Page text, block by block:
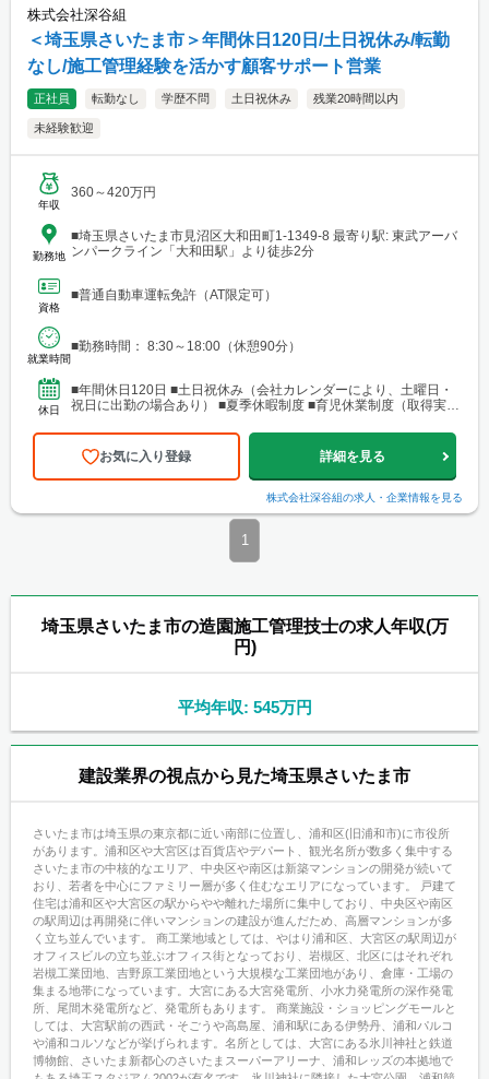
株式会社深谷組
＜埼玉県さいたま市＞年間休日120日/土日祝休み/転勤
なし/施工管理経験を活かす顧客サポート営業
正社員 転勤なし 学歴不問 土日祝休み 残業20時間以内
未経験歓迎
年収
360～420万円
勤務地
■埼玉県さいたま市見沼区大和田町1-1349-8 最寄り駅: 東武アーバ
ンパークライン「大和田駅」より徒歩2分
資格
■普通自動車運転免許（AT限定可）
就業時間
■勤務時間： 8:30～18:00（休憩90分）
休日
■年間休日120日 ■土日祝休み（会社カレンダーにより、土曜日・
祝日に出勤の場合あり） ■夏季休暇制度 ■育児休業制度（取得実績
お気に入り登録 詳細を見る
株式会社深谷組の求人・企業情報を見る
1
埼玉県さいたま市の造園施工管理技士の求人年収(万
円)
平均年収: 545万円
建設業界の視点から見た埼玉県さいたま市
さいたま市は埼玉県の東京都に近い南部に位置し、浦和区(旧浦和市)に市役所
があります。浦和区や大宮区は百貨店やデパート、観光名所が数多く集中する
さいたま市の中核的なエリア、中央区や南区は新築マンションの開発が続いて
おり、若者を中心にファミリー層が多く住むなエリアになっています。 戸建て
住宅は浦和区や大宮区の駅からやや離れた場所に集中しており、中央区や南区
の駅周辺は再開発に伴いマンションの建設が進んだため、高層マンションが多
く立ち並んでいます。 商工業地域としては、やはり浦和区、大宮区の駅周辺が
オフィスビルの立ち並ぶオフィス街となっており、岩槻区、北区にはそれぞれ
岩槻工業団地、吉野原工業団地という大規模な工業団地があり、倉庫・工場の
集まる地帯になっています。大宮にある大宮発電所、小水力発電所の深作発電
所、尾間木発電所など、発電所もあります。 商業施設・ショッピングモールと
しては、大宮駅前の西武・そごうや高島屋、浦和駅にある伊勢丹、浦和パルコ
や浦和コルソなどが挙げられます。名所としては、大宮にある氷川神社と鉄道
博物館、さいたま新都心のさいたまスーパーアリーナ、浦和レッズの本拠地で